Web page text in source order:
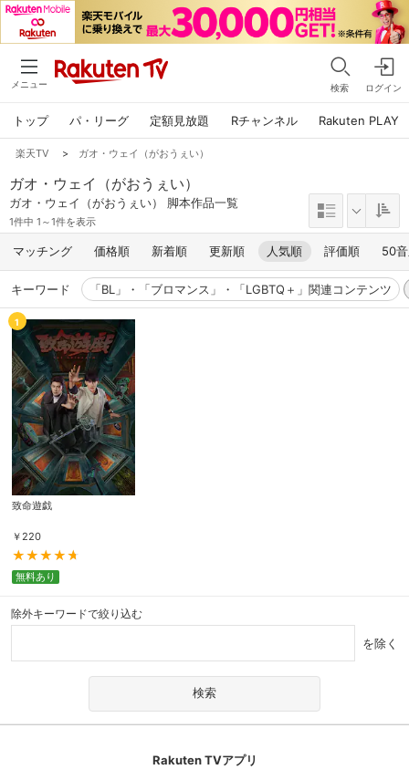
メニュー 検索 ログイン
トップ パ・リーグ 定額見放題 Rチャンネル Rakuten PLAY
楽天TV > ガオ・ウェイ（がおうぇい）
ガオ・ウェイ（がおうぇい）
ガオ・ウェイ（がおうぇい） 脚本作品一覧
1件中 1～1件を表示
マッチング 価格順 新着順 更新順 人気順 評価順 50
キーワード 「BL」・「ブロマンス」・「LGBTQ＋」関連コンテンツ
1
致命遊戯
￥ 220
無料あり
除外キーワードで絞り込む
を除く
Rakuten TVアプリ